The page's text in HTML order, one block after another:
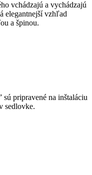
vchádzajú a vychádzajú
elegantnejší vzhľad
a špinou.
pripravené na inštaláciu
sedlovke.